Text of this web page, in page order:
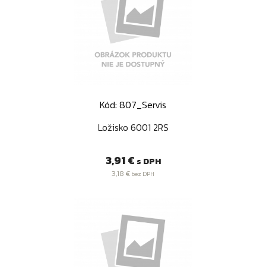
Kód: 807_Servis
Ložisko 6001 2RS
Cena
3,91 € s DPH
3,18 € bez DPH